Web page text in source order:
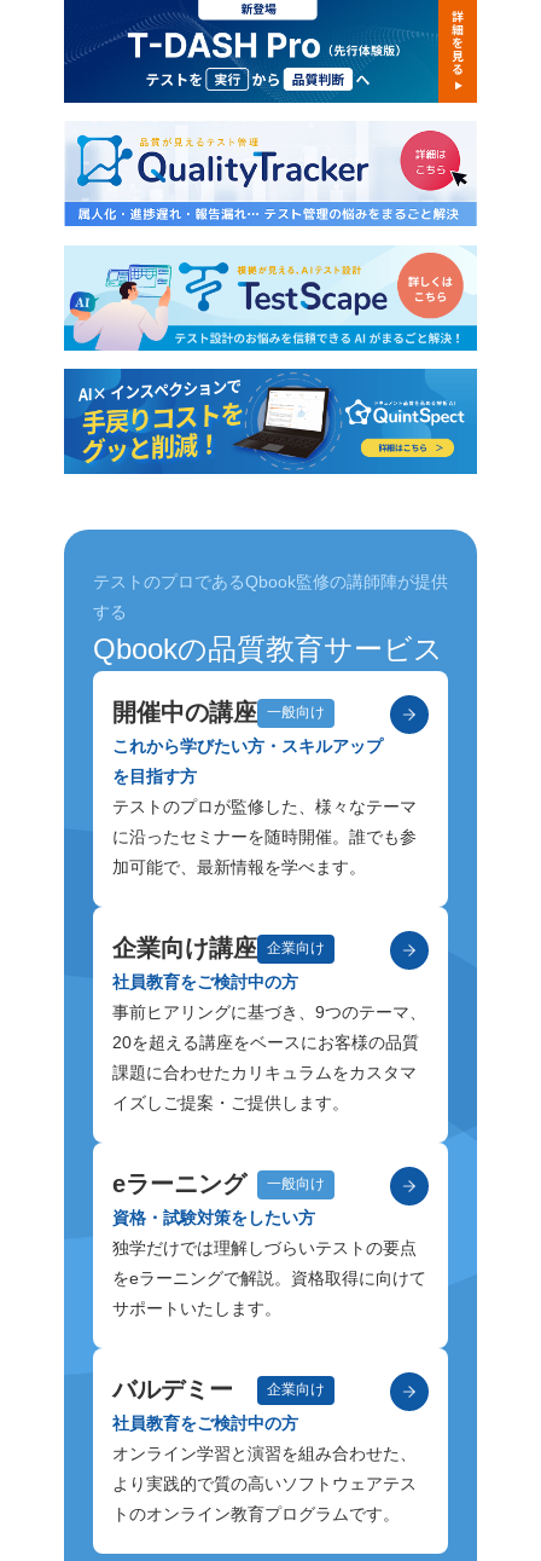
テストのプロであるQbook監修の講師陣が提供
する
Qbookの品質教育サービス
開催中の講座 一般向け
これから学びたい方・スキルアップ
を目指す方
テストのプロが監修した、様々なテーマ
に沿ったセミナーを随時開催。誰でも参
加可能で、最新情報を学べます。
企業向け講座 企業向け
社員教育をご検討中の方
事前ヒアリングに基づき、9つのテーマ、
20を超える講座をベースにお客様の品質
課題に合わせたカリキュラムをカスタマ
イズしご提案・ご提供します。
eラーニング 一般向け
資格・試験対策をしたい方
独学だけでは理解しづらいテストの要点
をeラーニングで解説。資格取得に向けて
サポートいたします。
バルデミー 企業向け
社員教育をご検討中の方
オンライン学習と演習を組み合わせた、
より実践的で質の高いソフトウェアテス
トのオンライン教育プログラムです。